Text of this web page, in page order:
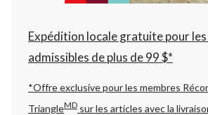
Expédition locale gratuite pour
admissibles de plus de 99 $*
*Offre exclusive pour les membres
TriangleMD sur les articles avec la